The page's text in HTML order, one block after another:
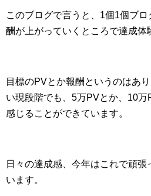
このブログで言うと、1個1個ブ
酬が上がっていくところで達成体
目標のPVとか報酬というのはあ
い現段階でも、5万PVとか、10
感じることができています。
日々の達成感、今年はこれで頑張
います。